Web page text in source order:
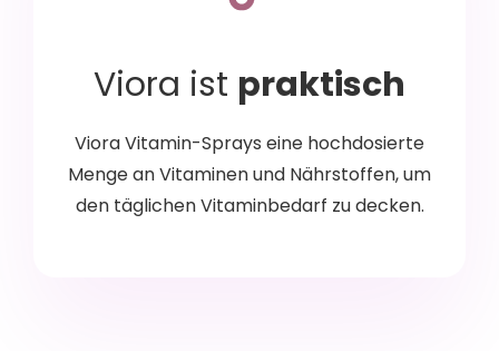
Viora ist praktisch
Viora Vitamin-Sprays eine hochdosierte
Menge an Vitaminen und Nährstoffen, um
den täglichen Vitaminbedarf zu decken.